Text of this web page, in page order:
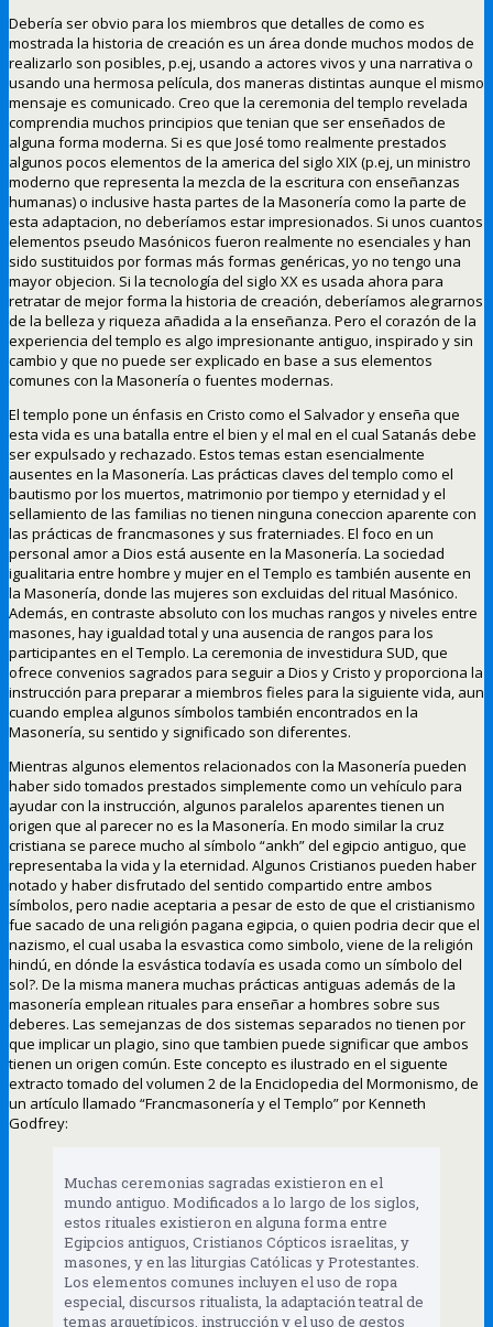
Debería ser obvio para los miembros que detalles de como es
mostrada la historia de creación es un área donde muchos modos de
realizarlo son posibles, p.ej, usando a actores vivos y una narrativa o
usando una hermosa película, dos maneras distintas aunque el mismo
mensaje es comunicado. Creo que la ceremonia del templo revelada
comprendia muchos principios que tenian que ser enseñados de
alguna forma moderna. Si es que José tomo realmente prestados
algunos pocos elementos de la america del siglo XIX (p.ej, un ministro
moderno que representa la mezcla de la escritura con enseñanzas
humanas) o inclusive hasta partes de la Masonería como la parte de
esta adaptacion, no deberíamos estar impresionados. Si unos cuantos
elementos pseudo Masónicos fueron realmente no esenciales y han
sido sustituidos por formas más formas genéricas, yo no tengo una
mayor objecion. Si la tecnología del siglo XX es usada ahora para
retratar de mejor forma la historia de creación, deberíamos alegrarnos
de la belleza y riqueza añadida a la enseñanza. Pero el corazón de la
experiencia del templo es algo impresionante antiguo, inspirado y sin
cambio y que no puede ser explicado en base a sus elementos
comunes con la Masonería o fuentes modernas.
El templo pone un énfasis en Cristo como el Salvador y enseña que
esta vida es una batalla entre el bien y el mal en el cual Satanás debe
ser expulsado y rechazado. Estos temas estan esencialmente
ausentes en la Masonería. Las prácticas claves del templo como el
bautismo por los muertos, matrimonio por tiempo y eternidad y el
sellamiento de las familias no tienen ninguna coneccion aparente con
las prácticas de francmasones y sus fraterniades. El foco en un
personal amor a Dios está ausente en la Masonería. La sociedad
igualitaria entre hombre y mujer en el Templo es también ausente en
la Masonería, donde las mujeres son excluidas del ritual Masónico.
Además, en contraste absoluto con los muchas rangos y niveles entre
masones, hay igualdad total y una ausencia de rangos para los
participantes en el Templo. La ceremonia de investidura SUD, que
ofrece convenios sagrados para seguir a Dios y Cristo y proporciona la
instrucción para preparar a miembros fieles para la siguiente vida, aun
cuando emplea algunos símbolos también encontrados en la
Masonería, su sentido y significado son diferentes.
Mientras algunos elementos relacionados con la Masonería pueden
haber sido tomados prestados simplemente como un vehículo para
ayudar con la instrucción, algunos paralelos aparentes tienen un
origen que al parecer no es la Masonería. En modo similar la cruz
cristiana se parece mucho al símbolo “ankh” del egipcio antiguo, que
representaba la vida y la eternidad. Algunos Cristianos pueden haber
notado y haber disfrutado del sentido compartido entre ambos
símbolos, pero nadie aceptaria a pesar de esto de que el cristianismo
fue sacado de una religión pagana egipcia, o quien podria decir que el
nazismo, el cual usaba la esvastica como simbolo, viene de la religión
hindú, en dónde la esvástica todavía es usada como un símbolo del
sol?. De la misma manera muchas prácticas antiguas además de la
masonería emplean rituales para enseñar a hombres sobre sus
deberes. Las semejanzas de dos sistemas separados no tienen por
que implicar un plagio, sino que tambien puede significar que ambos
tienen un origen común. Este concepto es ilustrado en el siguente
extracto tomado del volumen 2 de la Enciclopedia del Mormonismo, de
un artículo llamado “Francmasonería y el Templo” por Kenneth
Godfrey:
Muchas ceremonias sagradas existieron en el
mundo antiguo. Modificados a lo largo de los siglos,
estos rituales existieron en alguna forma entre
Egipcios antiguos, Cristianos Cópticos israelitas, y
masones, y en las liturgias Católicas y Protestantes.
Los elementos comunes incluyen el uso de ropa
especial, discursos ritualista, la adaptación teatral de
temas arquetípicos, instrucción y el uso de gestos